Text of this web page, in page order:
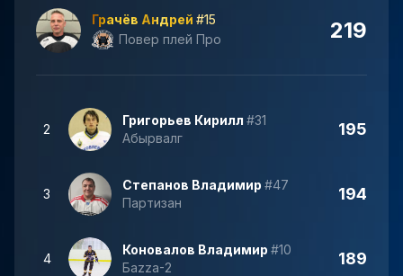
Грачёв Андрей #15
Повер плей Про
219
2
Григорьев Кирилл #31
Абырвалг
195
3
Степанов Владимир #47
Партизан
194
4
Коновалов Владимир #10
Баzzа-2
189